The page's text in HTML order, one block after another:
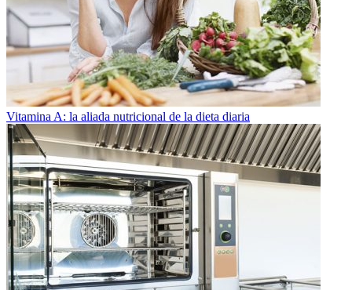
Vitamina A: la aliada nutricional de la dieta diaria